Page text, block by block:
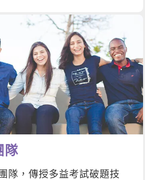
隊
隊，傳授多益考試破題技